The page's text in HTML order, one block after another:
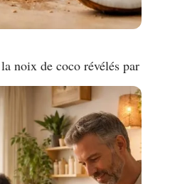
noix de coco révélés par